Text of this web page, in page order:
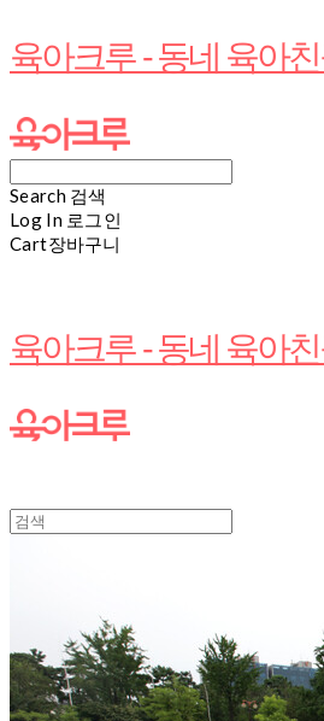
육아크루 - 동네 육아
Search 검색
Log In 로그인
Cart장바구니
육아크루 - 동네 육아